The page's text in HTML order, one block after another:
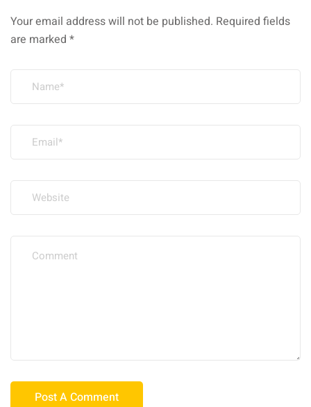
Your email address will not be published. Required fields
are marked *